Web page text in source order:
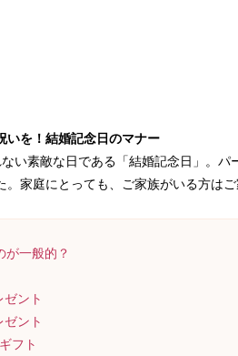
いを！結婚記念日のマナー
い素敵な日である「結婚記念日」。
。家庭にとっても、ご家族がいる方は
が一般的？
ント
ント
フト